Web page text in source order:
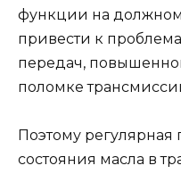
функции на
привести к
передач,
поломке
Поэтому регулярная
состояния масла в